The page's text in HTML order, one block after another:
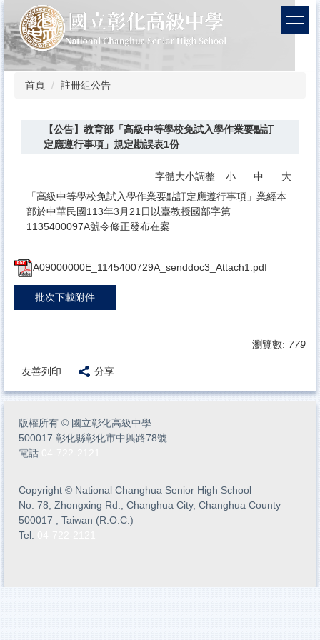
到
主
要
內
首頁 註冊組公告
【公告】教育部「高級中等學校免試入學作業要點訂
定應遵行事項」規定勘誤表1份
字體大小調整 小 中
大
「高級中等學校免試入學作業要點訂定應遵行事項」業經本
部於中華民國113年3月21日以臺教授國部字第
1135400097A號令修正發布在案
A09000000E_1145400729A_senddoc3_Attach1.pdf
批次下載附件
瀏覽數: 779
友善列印 分享
版權所有 © 國立彰化高級中學
500017 彰化縣彰化市中興路78號
電話
Copyright © National Changhua Senior High School
No. 78, Zhongxing Rd., Changhua City, Changhua County
500017 , Taiwan (R.O.C.)
Tel.